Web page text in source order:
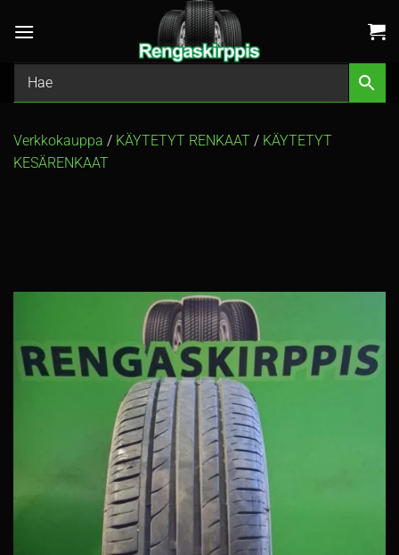
Verkkokauppa / KÄYTETYT RENKAAT / KÄYTETYT
KESÄRENKAAT